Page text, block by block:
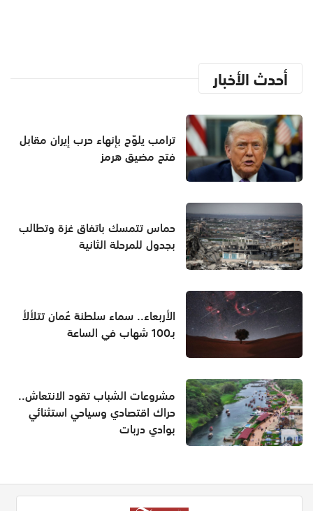
أحدث الأخبار
ترامب يلوّح بإنهاء حرب إيران مقابل
فتح مضيق هرمز
حماس تتمسك باتفاق غزة وتطالب
بجدول للمرحلة الثانية
الأربعاء.. سماء سلطنة عُمان تتلألأ
بـ100 شهاب في الساعة
مشروعات الشباب تقود الانتعاش..
حراك اقتصادي وسياحي استثنائي
بوادي دربات